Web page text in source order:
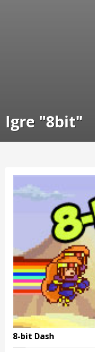
Igre "8bit"
8-bit Dash